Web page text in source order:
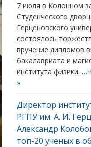
7 июля в Колонном
Студенческого
Герценовского
состоялось
вручение дипломов
бакалавриата и
института физики. …
»
Директор
РГПУ им. А. И.
Александр
топ-20 ученых в